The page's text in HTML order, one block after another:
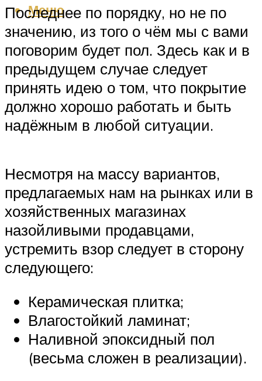
Меню
Последнее по порядку, но не по
значению, из того о чём мы с вами
поговорим будет пол. Здесь как и в
предыдущем случае следует
принять идею о том, что покрытие
должно хорошо работать и быть
надёжным в любой ситуации.
Несмотря на массу вариантов,
предлагаемых нам на рынках или в
хозяйственных магазинах
назойливыми продавцами,
устремить взор следует в сторону
следующего:
Керамическая плитка;
Влагостойкий ламинат;
Наливной эпоксидный пол
(весьма сложен в реализации).